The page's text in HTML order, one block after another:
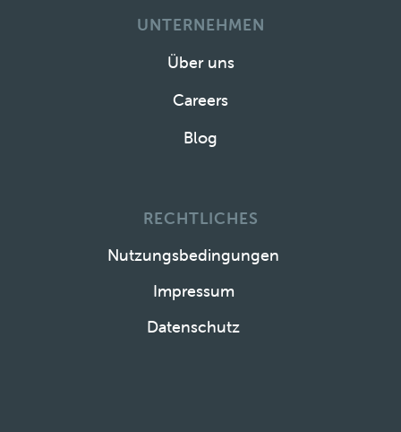
UNTERNEHMEN
Über uns
Careers
Blog
RECHTLICHES
Nutzungsbedingungen
Impressum
Datenschutz